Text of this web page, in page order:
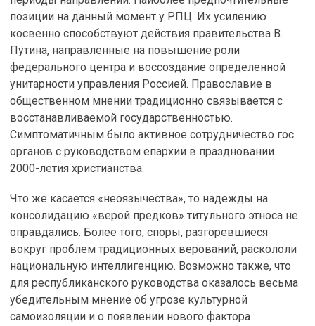
позиции на данный момент у РПЦ. Их усилению
косвенно способствуют действия правительства В.
Путина, направленные на повышение роли
федерального центра и воссоздание определенной
унитарности управления Россией. Православие в
общественном мнении традиционно связывается с
восстанавливаемой государственностью.
Симптоматичным было активное сотрудничество гос.
органов с руководством епархии в праздновании
2000-летия христианства.
Что же касается «неоязычества», то надежды на
консолидацию «верой предков» титульного этноса не
оправдались. Более того, споры, разгоревшиеся
вокруг проблем традиционных верований, раскололи
национальную интеллигенцию. Возможно также, что
для республиканского руководства оказалось весьма
убедительным мнение об угрозе культурной
самоизоляции и о появлении нового фактора